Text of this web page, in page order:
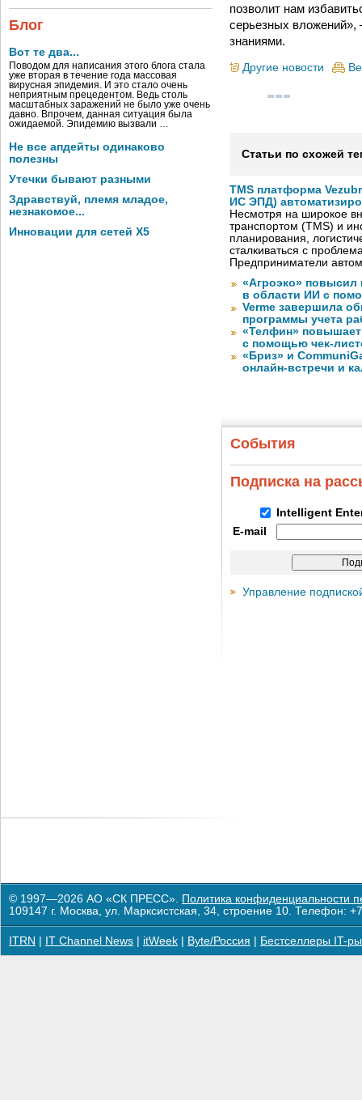
Блог
Вот те два...
Поводом для написания этого блога стала
уже вторая в течение года массовая
вирусная эпидемия. И это стало очень
неприятным прецедентом. Ведь столь
масштабных заражений не было уже очень
давно. Впрочем, данная ситуация была
ожидаемой. Эпидемию вызвали …
Не все апдейты одинаково
полезны
Утечки бывают разными
Здравствуй, племя младое,
незнакомое...
Инновации для сетей X5
позволит нам
серьезных
знаниями.
Другие новости
Статьи по схожей
TMS платформа
ИС ЭПД)
Несмотря на широкое
транспортом (TMS) и
планирования,
сталкиваться с
Предприниматели
«Агроэко» повысил
в области ИИ с
Verme завершила
программы учета
«Телфин» повышает
с помощью чек-
«Бриз» и
онлайн-встречи и
События
Подписка на
Intelligent
E-mail
Управление
© 1997—2026 АО «СК ПРЕСС». Политика конфиденциальности
109147 г. Москва, ул. Марксистская, 34, строение 10. Телефон:
ITRN IT Channel News itWeek Byte/Россия Бестселлеры IT-